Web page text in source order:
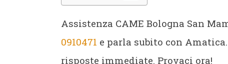
Assistenza CAME Bologna San
0910471 e parla subito con
risposte immediate. Provaci ora!